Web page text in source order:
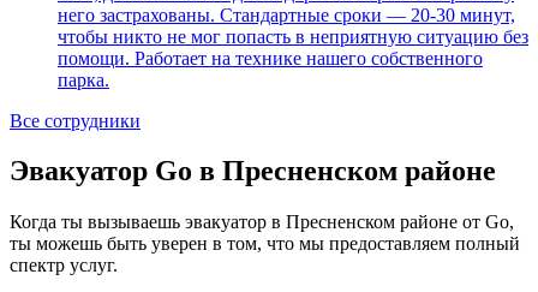
него застрахованы. Стандартные сроки — 20-30 минут,
чтобы никто не мог попасть в неприятную ситуацию без
помощи. Работает на технике нашего собственного
парка.
Все сотрудники
Эвакуатор Go в Пресненском районе
Когда ты вызываешь эвакуатор в Пресненском районе от Go,
ты можешь быть уверен в том, что мы предоставляем полный
спектр услуг.